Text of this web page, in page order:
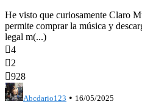
He visto que curiosamente Claro
permite comprar la música y
legal m(...)
4
2
928
Abcdario123 • 16/05/2025